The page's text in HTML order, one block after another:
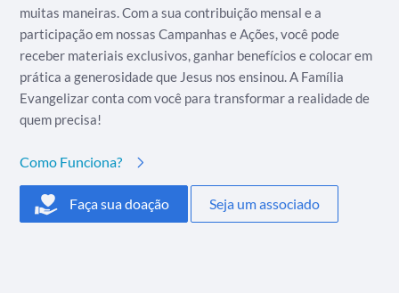
muitas maneiras. Com a sua contribuição mensal e a
participação em nossas Campanhas e Ações, você pode
receber materiais exclusivos, ganhar benefícios e colocar em
prática a generosidade que Jesus nos ensinou. A Família
Evangelizar conta com você para transformar a realidade de
quem precisa!
Como Funciona?
Faça sua doação Seja um associado